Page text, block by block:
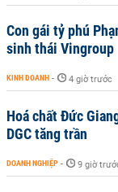
Con gái tỷ phú
sinh thái Vingroup
KINH DOANH - 4 giờ trước
Hoá chất Đức
DGC tăng trần
DOANH NGHIỆP - 9 giờ